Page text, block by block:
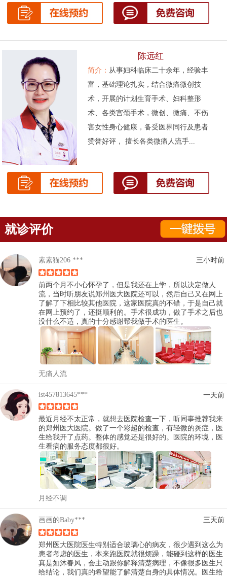
陈远红
简介： 从事妇科临床二十余年，经验丰
富，基础理论扎实，结合微痛微创技
术，开展的计划生育手术、妇科整形
术、各类宫颈手术，微创、微痛、不伤
害女性身心健康，备受医界同行及患者
赞誉好评， 擅长各类微痛人流手...
就诊评价
素素猫206 *** 三小时前
前两个月不小心怀孕了，但是我还在上学，所以决定做人
流，当时听朋友说郑州医大医院还可以，然后自己又在网上
了解了下相比较其他医院，这家医院真的不错，于是自己就
在网上预约了，还挺顺利的。手术很成功，做了手术之后也
没什么不适，真的十分感谢帮我做手术的医生。
无痛人流
ist457813645*** 一天前
最近月经不太正常，就想去医院检查一下，听同事推荐我来
的郑州医大医院。做了一个彩超的检查，有轻微的炎症，医
生给我开了点药。整体的感觉还是很好的。医院的环境，医
生看病的服务态度都很好。
月经不调
画画的Baby*** 三天前
郑州医大医院医生特别适合玻璃心的病友，很少遇到这么为
患者考虑的医生，本来跑医院就很烦躁，能碰到这样的医生
真是如沐春风，会主动跟你解释清楚病理，不像很多医生只
给结论，我们真的希望能了解清楚自身的具体情况。医生给